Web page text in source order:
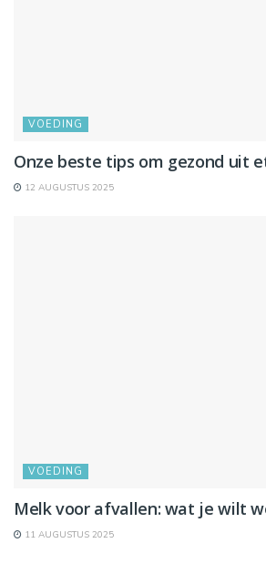
VOEDING
Onze beste tips om gezond uit
12 AUGUSTUS 2025
VOEDING
Melk voor afvallen: wat je wilt
11 AUGUSTUS 2025